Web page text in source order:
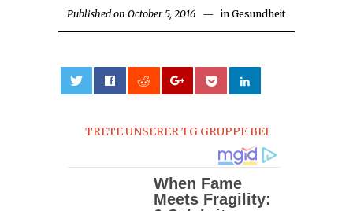
Published on October 5, 2016 October
in Gesundheit
TRETE UNSERER TG GRUPPE BEI